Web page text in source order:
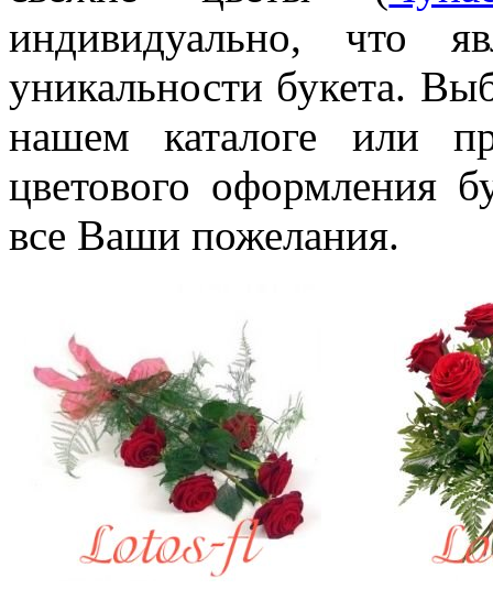
индивидуально, что
уникальности букета.
нашем каталоге или
цветового оформления
все Ваши пожелания.